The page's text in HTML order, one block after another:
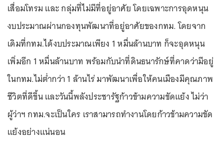
เสื่อมโทรม และ กลุ่มที่ไม่มีที่อยู่อาศัย โดยเฉพาะการอุดหนุน
งบประมาณผ่านกองทุนพัฒนาที่อยู่อาศัยของกทม. โดยจาก
เดิมที่กทม.ได้งบประมาณเพียง 1 หมื่นล้านบาท ก็จะอุดหนุน
เพิ่มอีก 1 หมื่นล้านบาท พร้อมกับนำที่ดินธนารักษ์ที่คาดว่ามีอยู่
ในกทม.ไม่ต่ำกว่า 1 ล้านไร่ มาพัฒนาเพื่อให้คนเมืองมีคุณภาพ
ชีวิตที่ดีขึ้น และวันนี้พลังประชารัฐก้าวข้ามความขัดแย้ง ไม่ว่า
ผู้ว่าฯ กทม.จะเป็นใคร เราสามารถทำงานโดยก้าวข้ามความขัด
แย้งอย่างแน่นอน